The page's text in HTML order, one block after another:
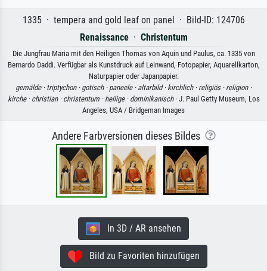
1335 · tempera and gold leaf on panel · Bild-ID: 124706
Renaissance· Christentum
Die Jungfrau Maria mit den Heiligen Thomas von Aquin und Paulus, ca. 1335 von
Bernardo Daddi. Verfügbar als Kunstdruck auf Leinwand, Fotopapier, Aquarellkarton,
Naturpapier oder Japanpapier.
gemälde · triptychon · gotisch · paneele · altarbild · kirchlich · religiös · religion ·
kirche · christian · christentum · heilige · dominikanisch· J. Paul Getty Museum, Los
Angeles, USA / Bridgeman Images
Andere Farbversionen dieses Bildes
In 3D / AR ansehen
Bild zu Favoriten hinzufügen